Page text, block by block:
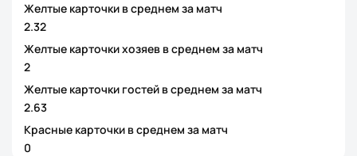
Желтые карточки в среднем за матч
2.32
Желтые карточки хозяев в среднем за матч
2
Желтые карточки гостей в среднем за матч
2.63
Красные карточки в среднем за матч
0